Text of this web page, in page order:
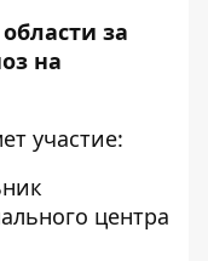
за
на
участие:
центра